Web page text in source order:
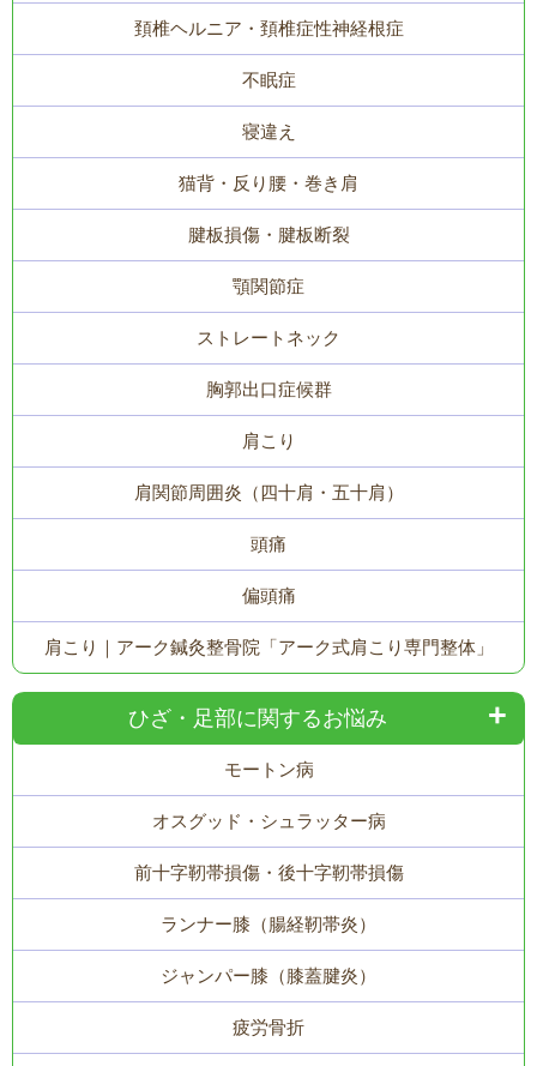
頚椎ヘルニア・頚椎症性神経根症
不眠症
寝違え
猫背・反り腰・巻き肩
腱板損傷・腱板断裂
顎関節症
ストレートネック
胸郭出口症候群
肩こり
肩関節周囲炎（四十肩・五十肩）
頭痛
偏頭痛
肩こり｜アーク鍼灸整骨院「アーク式肩こり専門整体」
ひざ・足部に関するお悩み
モートン病
オスグッド・シュラッター病
前十字靭帯損傷・後十字靭帯損傷
ランナー膝（腸経靭帯炎）
ジャンパー膝（膝蓋腱炎）
疲労骨折